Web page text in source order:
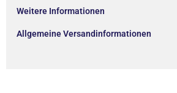
Weitere Informationen
Allgemeine Versandinformationen